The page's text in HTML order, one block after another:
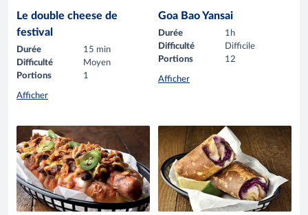
Le double cheese de
festival
Durée
15 min
Difficulté
Moyen
Portions
1
Afficher
Goa Bao Yansai
Durée
1h
Difficulté
Difficile
Portions
12
Afficher